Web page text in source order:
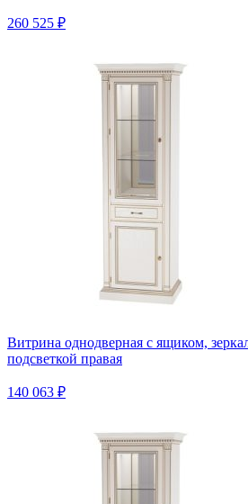
260 525 ₽
Витрина однодверная с ящиком,
подсветкой правая
140 063 ₽